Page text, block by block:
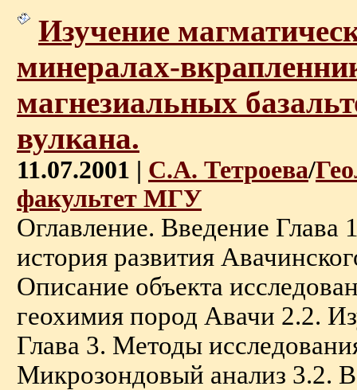
Изучение
минералах-
магнезиальных
вулкана.
11.07.2001 | С.А. Тетроева/
факультет МГУ
Оглавление. Введение Глава
история развития
Описание объекта
геохимия пород Авачи 2.2.
Глава 3. Методы
Микрозондовый анализ 3.2.